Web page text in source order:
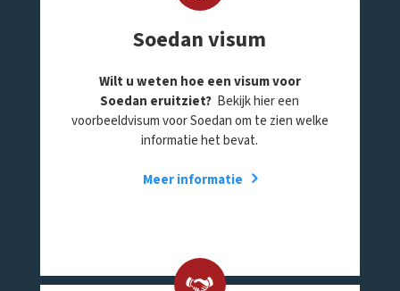
Soedan visum
Wilt u weten hoe een visum voor
Soedan eruitziet? Bekijk hier een
voorbeeldvisum voor Soedan om te zien welke
informatie het bevat.
Meer informatie